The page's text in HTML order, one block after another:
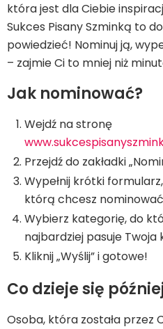
która jest dla Ciebie
Sukces Pisany Szminką to
powiedzieć! Nominuj ją,
– zajmie Ci to mniej niż
Jak nominować?
Wejdź na stronę
Przejdź do zakładki
Wypełnij krótki
którą chcesz
Wybierz kategorię, do
najbardziej pasuje Twoja
Kliknij „Wyślij” i gotowe!
Co dzieje się
Osoba, która została przez